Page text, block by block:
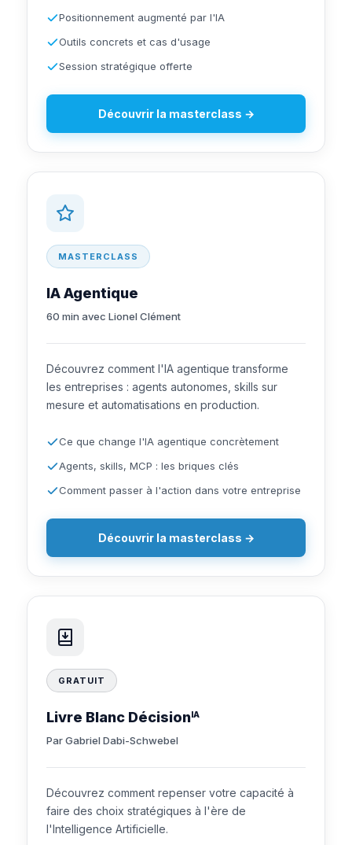
Positionnement augmenté par l'IA
Outils concrets et cas d'usage
Session stratégique offerte
Découvrir la masterclass →
MASTERCLASS
IA Agentique
60 min avec Lionel Clément
Découvrez comment l'IA agentique transforme
les entreprises : agents autonomes, skills sur
mesure et automatisations en production.
Ce que change l'IA agentique concrètement
Agents, skills, MCP : les briques clés
Comment passer à l'action dans votre entreprise
Découvrir la masterclass →
GRATUIT
Livre Blanc Décision IA
Par Gabriel Dabi-Schwebel
Découvrez comment repenser votre capacité à
faire des choix stratégiques à l'ère de
l'Intelligence Artificielle.